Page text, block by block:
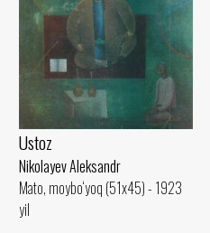
Ustoz
Nikolayev Aleksandr
Mato, moybo‘yoq (51x45) - 1923
yil